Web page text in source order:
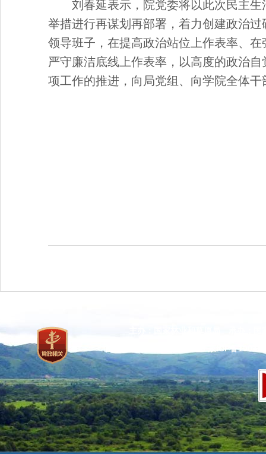
刘春延表示，院党委将以此次民主
举措进行再谋划再部署，着力创建政治
领导班子，在提高政治站位上作表率、
严守廉洁底线上作表率，以高度的政治
项工作的推进，向局党组、向学院全体
京ICP备